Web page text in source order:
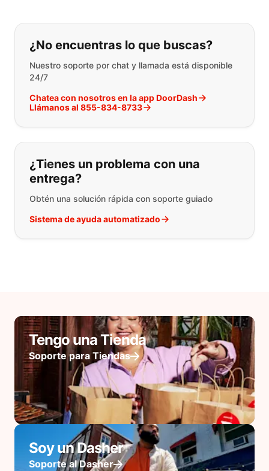
Si no puede encontrar lo que está
¿No encuentras lo que buscas?
Nuestro soporte por chat y llamada está disponible
24/7
Chatea con nosotros en la app DoorDash
Llámanos al 855-834-8733
¿Tienes un problema con una
entrega?
Obtén una solución rápida con soporte guiado
Sistema de ayuda automatizado
Tengo una Tienda
Soporte para Tiendas
Soy un Dasher
Soporte al Dasher